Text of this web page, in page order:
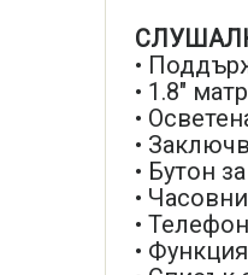
•
• 1.8"
•
•
• Бутон
•
•
•